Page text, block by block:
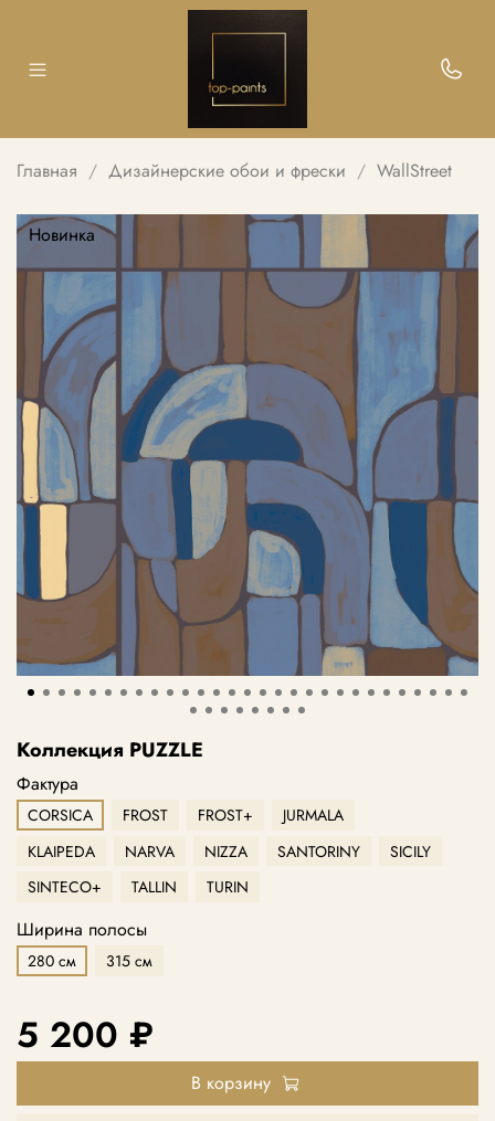
Главная Дизайнерские обои и фрески WallStreet
Новинка
Коллекция PUZZLE
Фактура
CORSICA FROST FROST+
JURMALA
KLAIPEDA
NARVA NIZZA SANTORINY
SICILY
SINTECO+
TALLIN TURIN
Ширина полосы
280 см 315 см
5 200 ₽
В корзину